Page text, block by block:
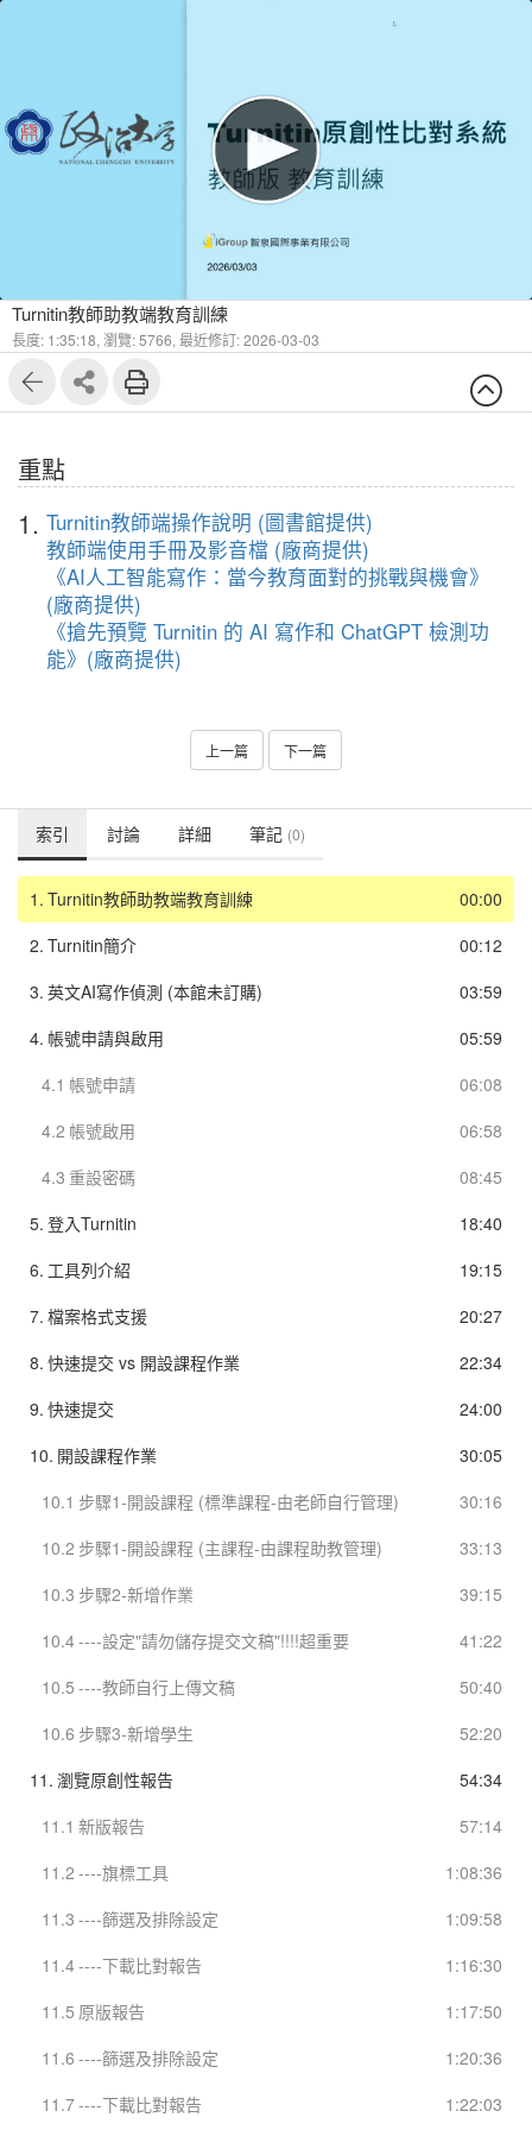
Turnitin教師助教端教育訓練
長度: 1:35:18, 瀏覽: 5766, 最近修訂: 2026-03-03
重點
1. Turnitin教師端操作說明 (圖書館提供)
教師端使用手冊及影音檔 (廠商提供)
《AI人工智能寫作：當今教育面對的挑戰與機會》
(廠商提供)
《搶先預覽 Turnitin 的 AI 寫作和 ChatGPT 檢測功
能》(廠商提供)
上一篇 下一篇
索引 討論 詳細 筆記 (0)
00:00
1. Turnitin教師助教端教育訓練
00:12
2. Turnitin簡介
03:59
3. 英文AI寫作偵測 (本館未訂購)
05:59
4. 帳號申請與啟用
06:08
4.1 帳號申請
06:58
4.2 帳號啟用
08:45
4.3 重設密碼
18:40
5. 登入Turnitin
19:15
6. 工具列介紹
20:27
7. 檔案格式支援
22:34
8. 快速提交 vs 開設課程作業
24:00
9. 快速提交
30:05
10. 開設課程作業
30:16
10.1 步驟1-開設課程 (標準課程-由老師自行管理)
33:13
10.2 步驟1-開設課程 (主課程-由課程助教管理)
39:15
10.3 步驟2-新增作業
41:22
10.4----設定"請勿儲存提交文稿"!!!!超重要
50:40
10.5 ----教師自行上傳文稿
52:20
10.6 步驟3-新增學生
54:34
11. 瀏覽原創性報告
57:14
11.1 新版報告
1:08:36
11.2 ----旗標工具
1:09:58
11.3 ----篩選及排除設定
1:16:30
11.4----下載比對報告
1:17:50
11.5 原版報告
1:20:36
11.6 ----篩選及排除設定
1:22:03
11.7----下載比對報告